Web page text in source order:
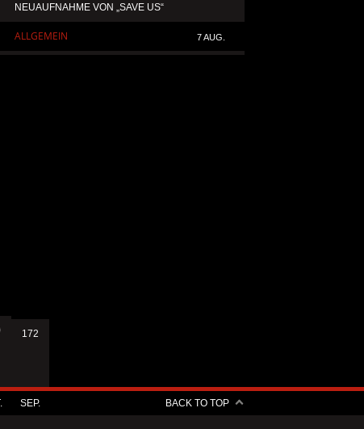
NEUAUFNAHME VON „SAVE US“
ALLGEMEIN 7 AUG.
172
SEP. BACK TO TOP